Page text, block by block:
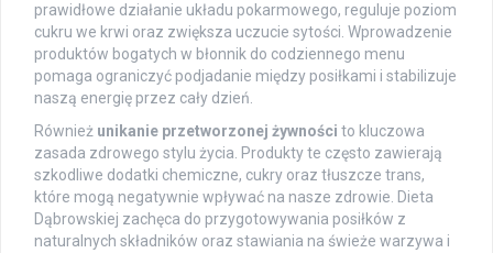
prawidłowe działanie układu pokarmowego, reguluje poziom
cukru we krwi oraz zwiększa uczucie sytości. Wprowadzenie
produktów bogatych w błonnik do codziennego menu
pomaga ograniczyć podjadanie między posiłkami i stabilizuje
naszą energię przez cały dzień.
Również unikanie przetworzonej żywności to kluczowa
zasada zdrowego stylu życia. Produkty te często zawierają
szkodliwe dodatki chemiczne, cukry oraz tłuszcze trans,
które mogą negatywnie wpływać na nasze zdrowie. Dieta
Dąbrowskiej zachęca do przygotowywania posiłków z
naturalnych składników oraz stawiania na świeże warzywa i